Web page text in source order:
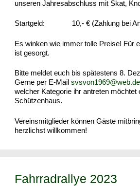
unseren Jahresabschluss mit Skat,
Startgeld: 10,- € (Zahlung bei
Es winken wie immer tolle Preise! Für
ist gesorgt.
Bitte meldet euch bis spätestens 8.
Gerne per E-Mail svsvon1969@web.de
welcher Kategorie ihr antreten möchtet
Schützenhaus.
Vereinsmitglieder können Gäste
herzlichst willkommen!
Fahrradrallye 2023